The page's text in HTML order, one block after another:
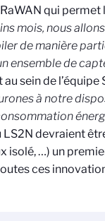
qui
mois, nous
de manière
ensemble de
sein de l’équipe
à notre
devraient
isolé, …) un
ces